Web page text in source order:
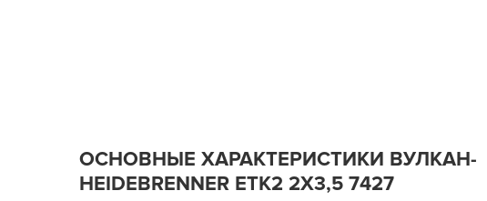
ОСНОВНЫЕ ХАРАКТЕРИСТИКИ ВУЛКАН-
HEIDEBRENNER ETK2 2Х3,5 7427